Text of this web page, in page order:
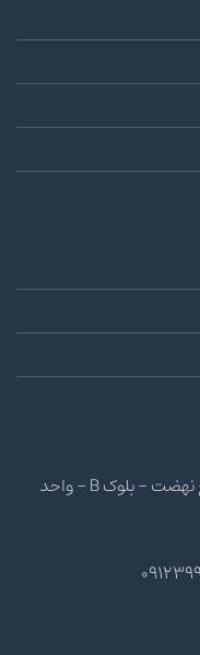
آدرس : سمنان - چهار راه ورزش - مجتمع نهضت - بلوک B - واحد